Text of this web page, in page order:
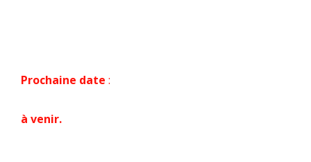
Prochaine date :
à venir.